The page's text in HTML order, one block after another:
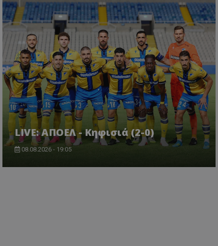
LIVE: ΑΠΟΕΛ - Κηφισιά (2-0)
08.08.2026 - 19:05